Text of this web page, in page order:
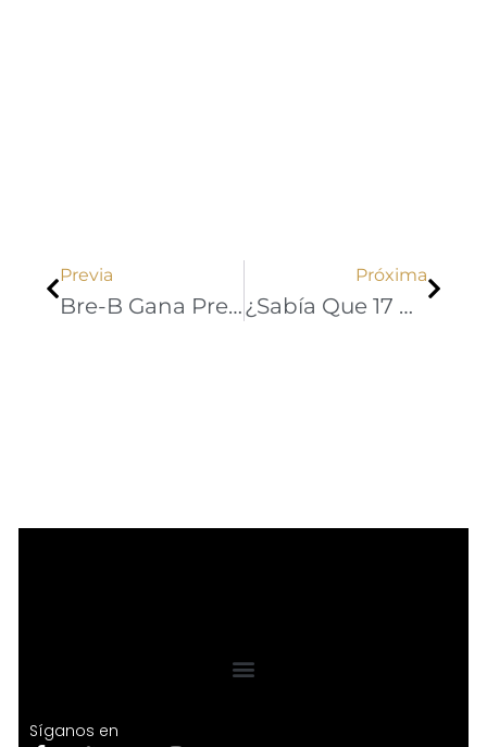
Previa
Bre-B Gana Premio Internacional De Central Banking 2026
Próxima
¿Sabía Que 17 De Cada 100 Pesos Que Deben Los Hogares Colombianos Corresponden A Créditos Fuera De La Banca Tradicional?
Síganos en